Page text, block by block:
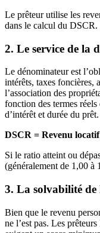
Le prêteur utilise les
dans le calcul du DSCR.
2. Le service de la
Le dénominateur est
intérêts, taxes foncières,
l’association des
fonction des termes
d’intérêt et durée du prêt.
DSCR = Revenu
Si le ratio atteint ou
(généralement de 1,00 à
3. La solvabilité de
Bien que le revenu
ne l’est pas. Les